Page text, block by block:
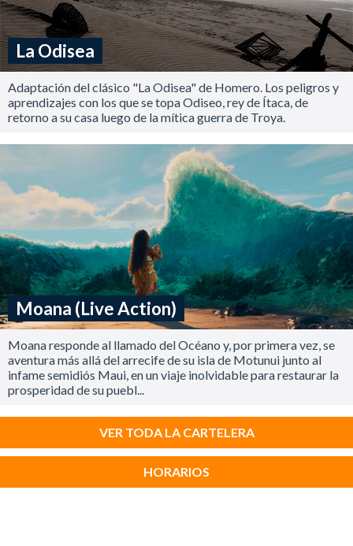
La Odisea
Adaptación del clásico "La Odisea" de Homero. Los peligros y
aprendizajes con los que se topa Odiseo, rey de Ítaca, de
retorno a su casa luego de la mítica guerra de Troya.
Moana (Live Action)
Moana responde al llamado del Océano y, por primera vez, se
aventura más allá del arrecife de su isla de Motunui junto al
infame semidiós Maui, en un viaje inolvidable para restaurar la
prosperidad de su puebl...
VER TODA LA CARTELERA
HORARIOS